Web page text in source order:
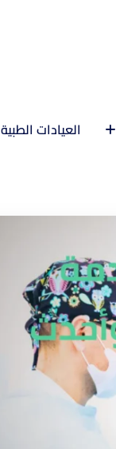
العيادات الطبية